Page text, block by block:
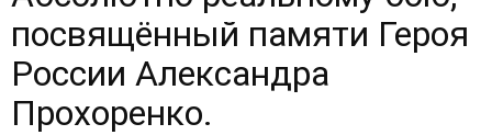
посвящённый памяти Героя
России Александра
Прохоренко.